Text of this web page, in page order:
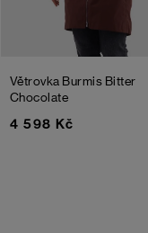
Větrovka Burmis Bitter
Chocolate
4 598 Kč